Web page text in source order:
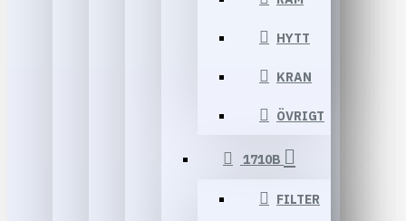
HYTT
KRAN
ÖVRIGT
1710B
FILTER